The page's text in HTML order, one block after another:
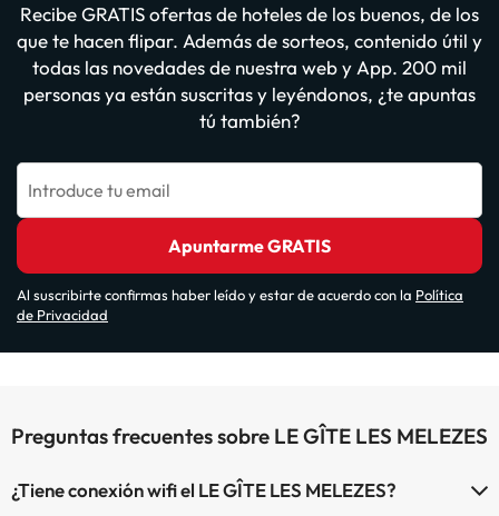
Recibe GRATIS ofertas de hoteles de los buenos, de los
que te hacen flipar. Además de sorteos, contenido útil y
todas las novedades de nuestra web y App. 200 mil
personas ya están suscritas y leyéndonos, ¿te apuntas
tú también?
Introduce tu email
Apuntarme GRATIS
Al suscribirte confirmas haber leído y estar de acuerdo con la Política
de Privacidad
Preguntas frecuentes sobre LE GÎTE LES MELEZES
¿Tiene conexión wifi el LE GÎTE LES MELEZES?